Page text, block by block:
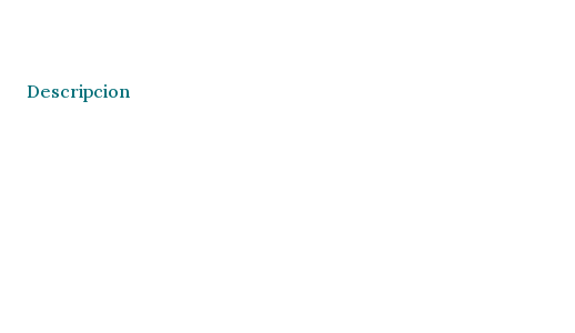
Descripcion
Descripcion